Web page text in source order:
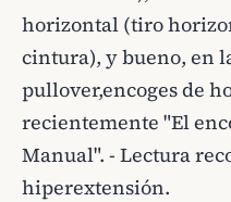
horizontal (tiro
cintura), y bueno, en
pullover,encoges de
recientemente "El
Manual". - Lectura
hiperextensión.